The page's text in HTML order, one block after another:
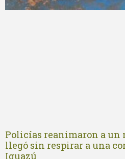
Policías reanimaron a un
llegó sin respirar a una
Iguazú